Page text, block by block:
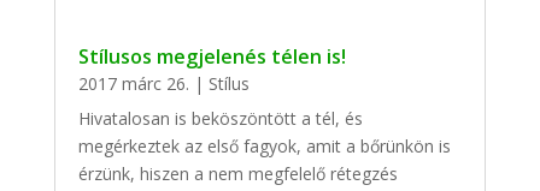
Stílusos megjelenés télen is!
2017 márc 26. | Stílus
Hivatalosan is beköszöntött a tél, és
megérkeztek az első fagyok, amit a bőrünkön is
érzünk, hiszen a nem megfelelő rétegzés